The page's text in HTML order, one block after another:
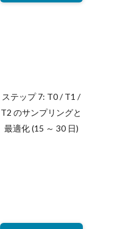
ステップ 7: T0 / T1 /
T2 のサンプリングと
最適化 (15 ～ 30 日)